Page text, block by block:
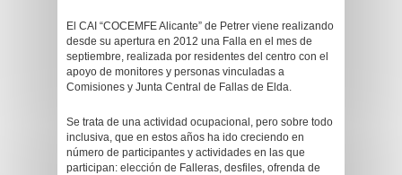
El CAI “COCEMFE Alicante” de Petrer viene realizando
desde su apertura en 2012 una Falla en el mes de
septiembre, realizada por residentes del centro con el
apoyo de monitores y personas vinculadas a
Comisiones y Junta Central de Fallas de Elda.
Se trata de una actividad ocupacional, pero sobre todo
inclusiva, que en estos años ha ido creciendo en
número de participantes y actividades en las que
participan: elección de Falleras, desfiles, ofrenda de